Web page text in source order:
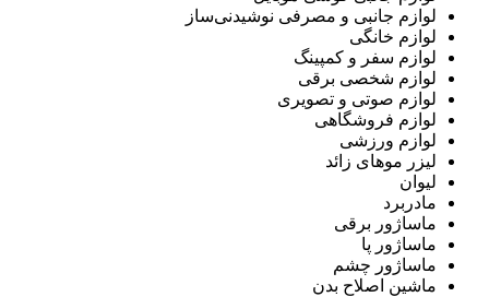
لوازم جانبی و مصرفی نوشیدنی‌ساز
لوازم خانگی
لوازم سفر و کمپینگ
لوازم شخصی برقی
لوازم صوتی و تصویری
لوازم فروشگاهی
لوازم ورزشی
لیزر موهای زائد
لیوان
مادربرد
ماساژور برقی
ماساژور پا
ماساژور چشم
ماشین اصلاح بدن